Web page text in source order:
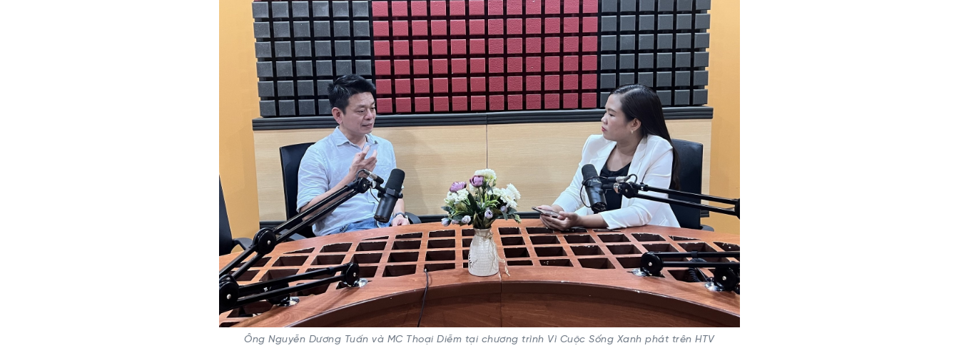
Ông Nguyễn Dương Tuấn và MC Thoại Diễm tại chương trình Vì Cuộc Sống Xanh phát trên HTV